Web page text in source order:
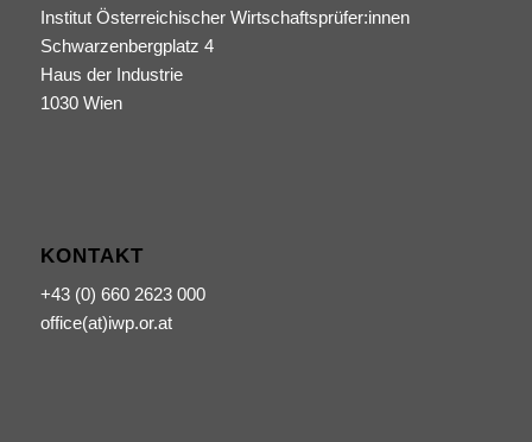
Institut Österreichischer Wirtschaftsprüfer:innen
Schwarzenbergplatz 4
Haus der Industrie
1030 Wien
KONTAKT
+43 (0) 660 2623 000
office(at)iwp.or.at